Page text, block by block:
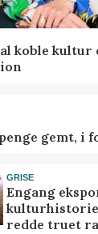
koble
gemt, i
GRISE
Engang
redde truet